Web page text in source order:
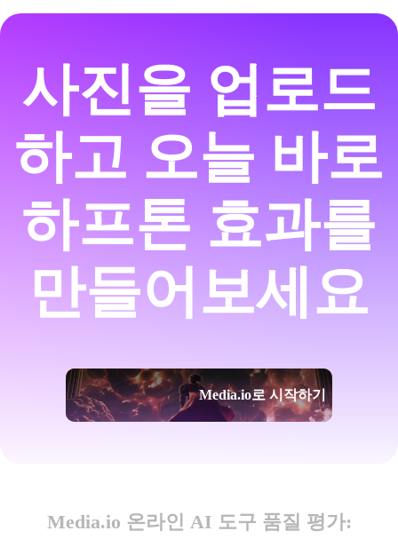
사진을 업로드
하고 오늘 바로
하프톤 효과를
만들어보세요
Media.io로 시작하기
Media.io 온라인 AI 도구 품질 평가: